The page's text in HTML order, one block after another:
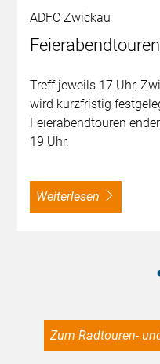
ADFC Zwickau
Feierabendtouren
Treff jeweils 17 Uhr,
wird kurzfristig
Feierabendtouren
19 Uhr.
weiterlesen
Zum Radtouren-